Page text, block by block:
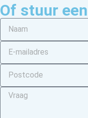
Of stuur